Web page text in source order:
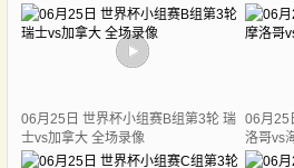
06月25日 世界杯小组赛B组第3轮 瑞
士vs加拿大 全场录像
06月25
洛哥vs